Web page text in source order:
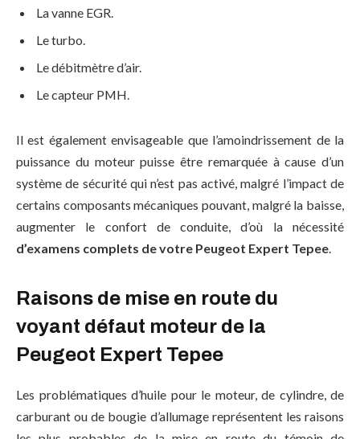
La vanne EGR.
Le turbo.
Le débitmètre d’air.
Le capteur PMH.
Il est également envisageable que l’amoindrissement de la
puissance du moteur puisse être remarquée à cause d’un
système de sécurité qui n’est pas activé, malgré l’impact de
certains composants mécaniques pouvant, malgré la baisse,
augmenter le confort de conduite, d’où la nécessité
d’examens complets de votre Peugeot Expert Tepee.
Raisons de mise en route du
voyant défaut moteur de la
Peugeot Expert Tepee
Les problématiques d’huile pour le moteur, de cylindre, de
carburant ou de bougie d’allumage représentent les raisons